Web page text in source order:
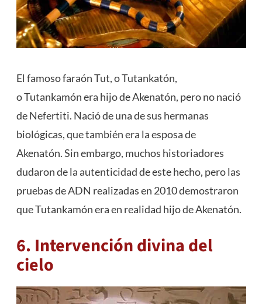
El famoso faraón Tut, o Tutankatón,
o Tutankamón era hijo de Akenatón, pero no nació
de Nefertiti. Nació de una de sus hermanas
biológicas, que también era la esposa de
Akenatón. Sin embargo, muchos historiadores
dudaron de la autenticidad de este hecho, pero las
pruebas de ADN realizadas en 2010 demostraron
que Tutankamón era en realidad hijo de Akenatón.
6. Intervención divina del
cielo